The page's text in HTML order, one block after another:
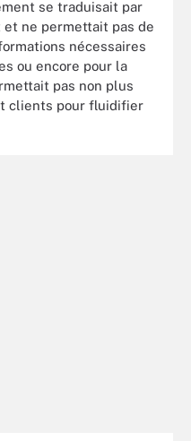
se traduisait par
et ne permettait pas de
nécessaires
ou encore pour la
pas non plus
clients pour fluidifier